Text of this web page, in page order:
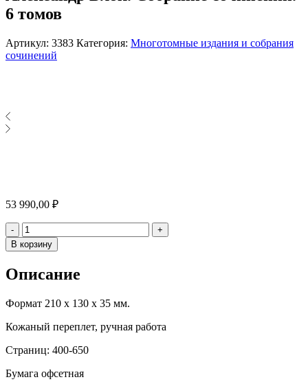
6 томов
Артикул: 3383 Категория: Многотомные издания и собрания
сочинений
53 990,00 ₽
- Количество
+
В корзину
Описание
Формат 210 х 130 х 35 мм.
Кожаный переплет, ручная работа
Страниц: 400-650
Бумага офсетная